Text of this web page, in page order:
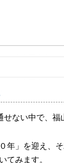
ない中で、
年」を迎え、
てみます。